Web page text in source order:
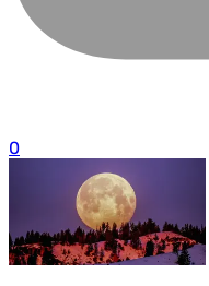
0